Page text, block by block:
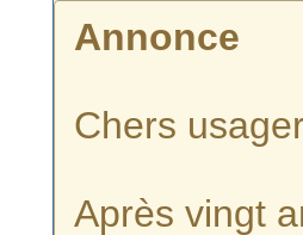
Annonce
Chers
Après vingt